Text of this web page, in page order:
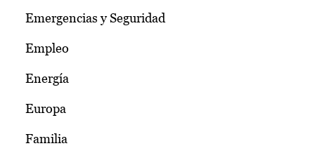
Emergencias y Seguridad
Empleo
Energía
Europa
Familia